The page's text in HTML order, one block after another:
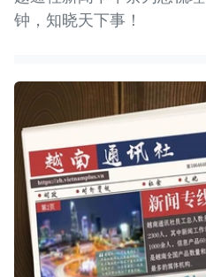
钟，知晓天下事！